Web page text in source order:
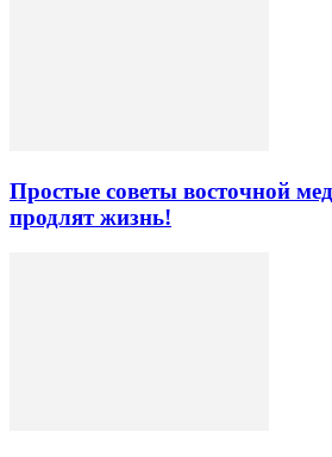
Простые советы восточной
продлят жизнь!